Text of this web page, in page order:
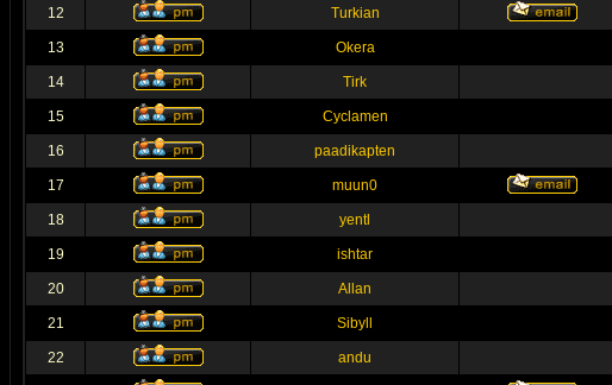
12 Turkian
13 Okera
14 Tirk
15 Cyclamen
16 paadikapten
17 muun0
18 yentl
19 ishtar
20 Allan
21 Sibyll
22 andu